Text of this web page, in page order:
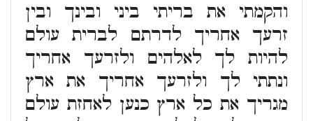
והקמתי את בריתי ביני ובינך ובין
זרעך אחריך לדרתם לברית עולם
להיות לך לאלהים ולזרעך אחריך
ונתתי לך ולזרעך אחריך את ארץ
מגריך את כל ארץ כנען לאחזת עולם